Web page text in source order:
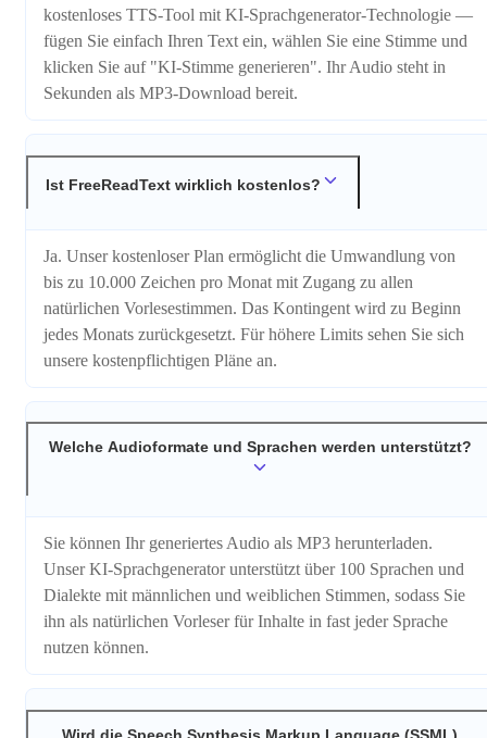
kostenloses TTS-Tool mit KI-Sprachgenerator-Technologie —
fügen Sie einfach Ihren Text ein, wählen Sie eine Stimme und
klicken Sie auf "KI-Stimme generieren". Ihr Audio steht in
Sekunden als MP3-Download bereit.
Ist FreeReadText wirklich kostenlos?
Ja. Unser kostenloser Plan ermöglicht die Umwandlung von
bis zu 10.000 Zeichen pro Monat mit Zugang zu allen
natürlichen Vorlesestimmen. Das Kontingent wird zu Beginn
jedes Monats zurückgesetzt. Für höhere Limits sehen Sie sich
unsere kostenpflichtigen Pläne an.
Welche Audioformate und Sprachen werden unterstützt?
Sie können Ihr generiertes Audio als MP3 herunterladen.
Unser KI-Sprachgenerator unterstützt über 100 Sprachen und
Dialekte mit männlichen und weiblichen Stimmen, sodass Sie
ihn als natürlichen Vorleser für Inhalte in fast jeder Sprache
nutzen können.